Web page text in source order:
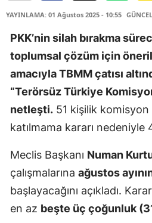
YAYINLAMA: 01 Ağustos 2025 - 10:55
PKK’nin silah bırakma
toplumsal çözüm için
amacıyla TBMM çatısı
“Terörsüz Türkiye
netleşti. 51 kişilik komisyon
katılmama kararı nedeniyle
Meclis Başkanı Numan
çalışmalarına ağustos
başlayacağını açıkladı.
en az beşte üç çoğunluk